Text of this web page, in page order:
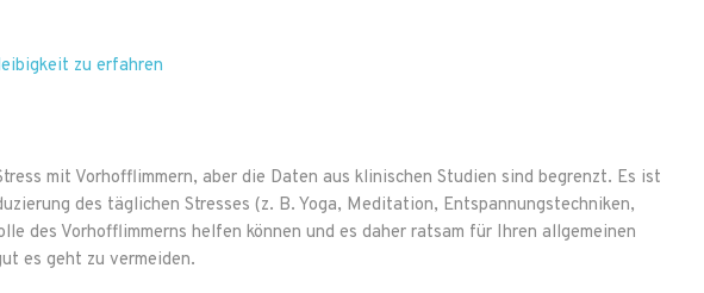
zu erfahren
mit Vorhofflimmern, aber die Daten aus klinischen Studien sind begrenzt. Es ist
des täglichen Stresses (z. B. Yoga, Meditation, Entspannungstechniken,
des Vorhofflimmerns helfen können und es daher ratsam für Ihren allgemeinen
es geht zu vermeiden.